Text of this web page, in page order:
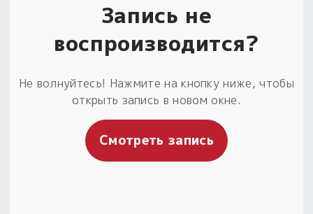
Запись не
воспроизводится?
Не волнуйтесь! Нажмите на кнопку ниже, чтобы
открыть запись в новом окне.
Смотреть запись